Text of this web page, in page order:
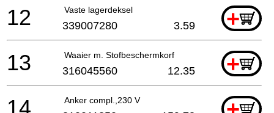
Vaste lagerdeksel +
12 339007280 3.59
Waaier m. Stofbeschermkorf +
13 316045560 12.35
Anker compl.,230 V